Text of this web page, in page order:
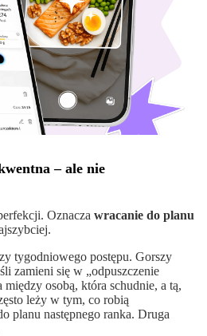
– ale nie
Oznacza wracanie do planu
tygodniowego postępu. Gorszy
zamieni się w „odpuszczenie
osobą, która schudnie, a tą,
leży w tym, co robią
planu następnego ranka. Druga